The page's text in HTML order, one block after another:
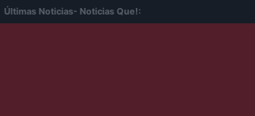
Últimas Noticias- Noticias Que!: